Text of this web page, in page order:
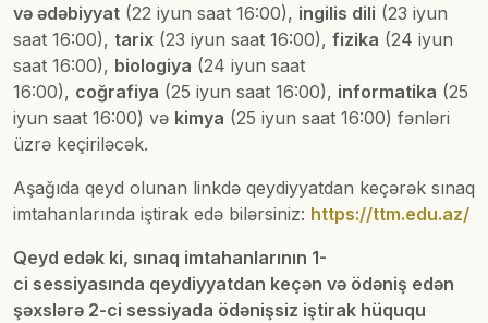
və ədəbiyyat (22 iyun saat 16:00), ingilis dili (23 iyun
saat 16:00), tarix (23 iyun saat 16:00), fizika (24 iyun
saat 16:00), biologiya (24 iyun saat
16:00), coğrafiya (25 iyun saat 16:00), informatika (25
iyun saat 16:00) və kimya (25 iyun saat 16:00) fənləri
üzrə keçiriləcək.
Aşağıda qeyd olunan linkdə qeydiyyatdan keçərək sınaq
imtahanlarında iştirak edə bilərsiniz: https://ttm.edu.az/
Qeyd edək ki, sınaq imtahanlarının 1-
ci sessiyasında qeydiyyatdan keçən və ödəniş edən
şəxslərə 2-ci sessiyada ödənişsiz iştirak hüququ